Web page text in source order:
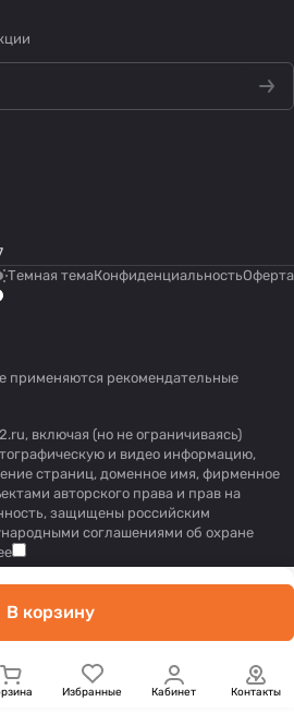
Темная темаКонфиденциальностьОферта
применяются рекомендательные
включая (но не ограничиваясь)
и видео информацию,
страниц, доменное имя, фирменное
авторского права и прав на
защищены российским
соглашениями об охране
В корзину
Избранные Кабинет Контакты